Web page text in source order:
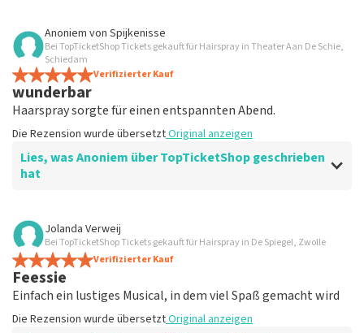
Bewertung von Ingrid Overbeek über
gut
gut
Die Rezension wurde übersetzt
Anoniem von Spijkenisse
Bei TopTicketShop Tickets gekauft für Hairspray in Theater Aan De Schie,
Schiedam
Verifizierter Kauf
wunderbar
Haarspray sorgte für einen entspannten Abend.
Die Rezension wurde übersetztOriginal anzeigen
Lies, was Anoniem über TopTicketShop geschrieben
hat
Bewertung von Anoniem über
Zufrieden
Die Rezension wurde übersetzt
Jolanda Verweij
Bei TopTicketShop Tickets gekauft für Hairspray in De Spiegel, Zwolle
Verifizierter Kauf
Feessie
Einfach ein lustiges Musical, in dem viel Spaß gemacht wird
Die Rezension wurde übersetztOriginal anzeigen